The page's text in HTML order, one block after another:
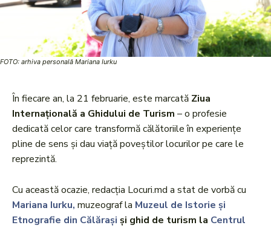
FOTO: arhiva personală Mariana Iurku
În fiecare an, la 21 februarie, este marcată Ziua
Internațională a Ghidului de Turism – o profesie
dedicată celor care transformă călătoriile în experiențe
pline de sens și dau viață poveștilor locurilor pe care le
reprezintă.
Cu această ocazie, redacția Locuri.md a stat de vorbă cu
Mariana Iurku, muzeograf la Muzeul de Istorie și
Etnografie din Călărași și ghid de turism la Centrul